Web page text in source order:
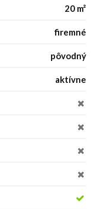
20 m²
firemné
pôvodný
aktívne